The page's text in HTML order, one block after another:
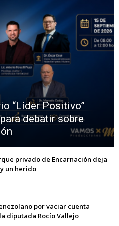
“Líder Positivo”
debatir sobre
privado de Encarnación deja
un herido
por vaciar cuenta
diputada Rocío Vallejo